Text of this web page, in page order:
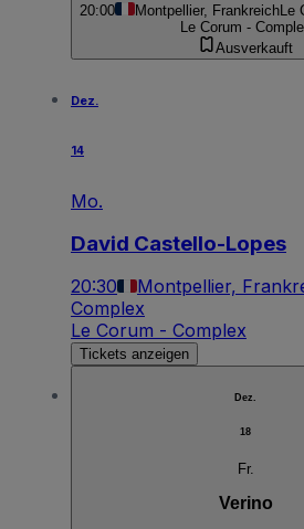
20:00 Montpellier, Frankreich
Le Corum -
Ausverkauft
Dez.
14
Mo.
David Castello-Lopes
20:30 Montpellier,
Complex
Le Corum - Complex
Tickets anzeigen
Dez.
18
Fr.
Verino